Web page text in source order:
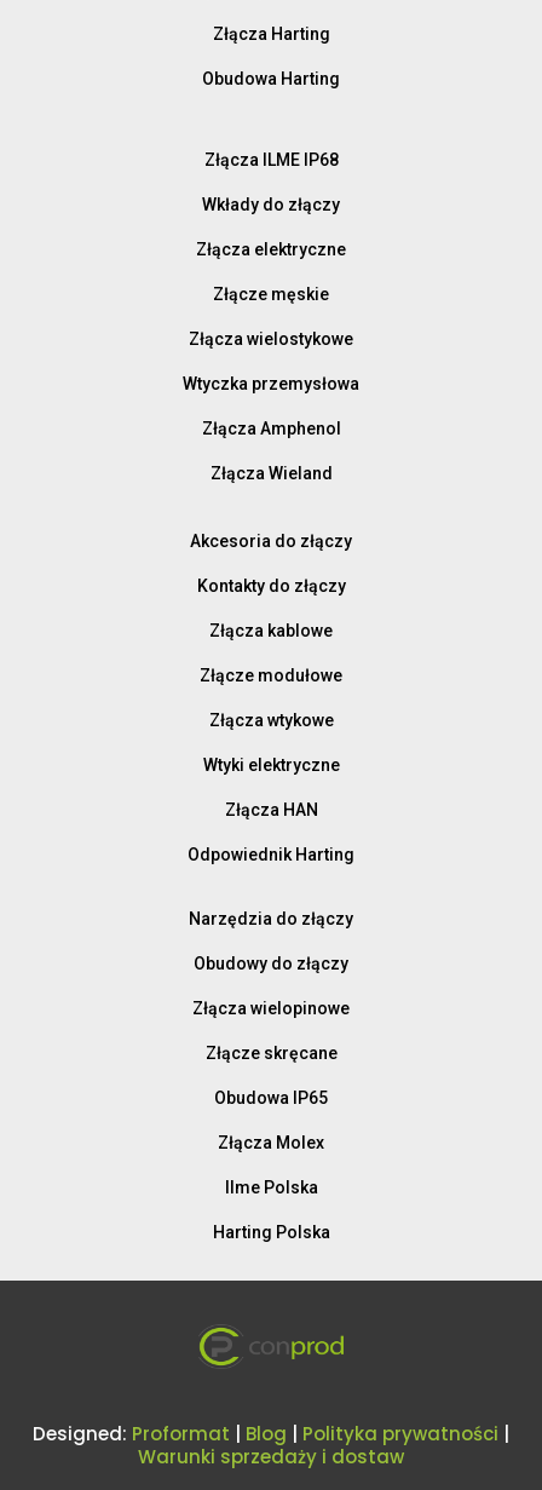
Złącza Harting
Obudowa Harting
Złącza ILME IP68
Wkłady do złączy
Złącza elektryczne
Złącze męskie
Złącza wielostykowe
Wtyczka przemysłowa
Złącza Amphenol
Złącza Wieland
Akcesoria do złączy
Kontakty do złączy
Złącza kablowe
Złącze modułowe
Złącza wtykowe
Wtyki elektryczne
Złącza HAN
Odpowiednik Harting
Narzędzia do złączy
Obudowy do złączy
Złącza wielopinowe
Złącze skręcane
Obudowa IP65
Złącza Molex
Ilme Polska
Harting Polska
Designed: Proformat Blog Polityka prywatności
Warunki sprzedaży i dostaw